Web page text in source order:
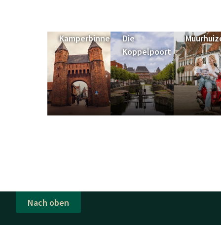
Kamperbinnenpoort
Die
Koppelpoort
Nach oben